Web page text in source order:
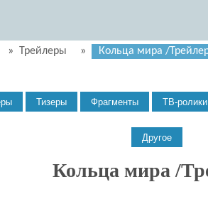
» Трейлеры » Кольца мира /
Кольца мира /